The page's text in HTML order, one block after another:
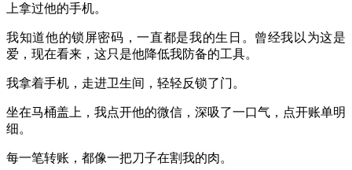
上拿过他的手机。
我知道他的锁屏密码，一直都是我的生日。曾经我以为这是
爱，现在看来，这只是他降低我防备的工具。
我拿着手机，走进卫生间，轻轻反锁了门。
坐在马桶盖上，我点开他的微信，深吸了一口气，点开账单明
细。
每一笔转账，都像一把刀子在割我的肉。